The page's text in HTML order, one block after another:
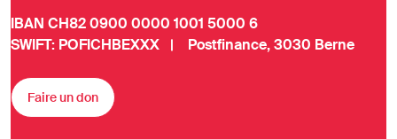
IBAN CH82 0900 0000 1001 5000 6
SWIFT: POFICHBEXXX | Postfinance, 3030 Berne
Faire un don